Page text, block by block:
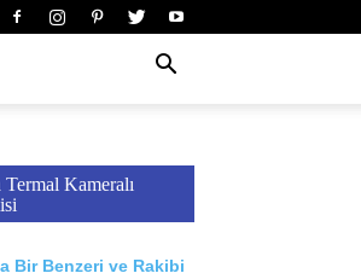
Kameralı
Bir Benzeri ve Rakibi